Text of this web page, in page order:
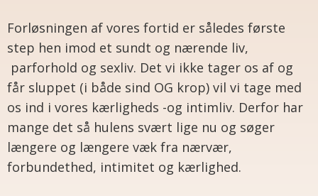
Forløsningen af vores fortid er således første
step hen imod et sundt og nærende liv,
parforhold og sexliv. Det vi ikke tager os af og
får sluppet (i både sind OG krop) vil vi tage med
os ind i vores kærligheds -og intimliv. Derfor har
mange det så hulens svært lige nu og søger
længere og længere væk fra nærvær,
forbundethed, intimitet og kærlighed.